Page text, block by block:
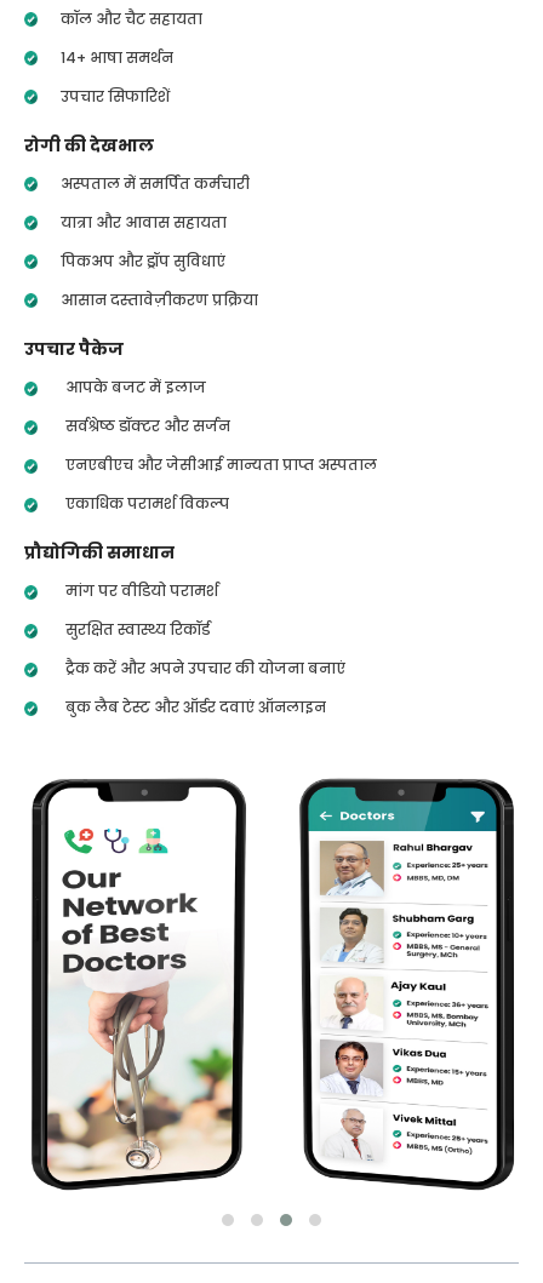
कॉल और चैट सहायता
14+ भाषा समर्थन
उपचार सिफारिशें
रोगी की देखभाल
अस्पताल में समर्पित कर्मचारी
यात्रा और आवास सहायता
पिकअप और ड्रॉप सुविधाएं
आसान दस्तावेज़ीकरण प्रक्रिया
उपचार पैकेज
आपके बजट में इलाज
सर्वश्रेष्ठ डॉक्टर और सर्जन
एनएबीएच और जेसीआई मान्यता प्राप्त अस्पताल
एकाधिक परामर्श विकल्प
प्रौद्योगिकी समाधान
मांग पर वीडियो परामर्श
सुरक्षित स्वास्थ्य रिकॉर्ड
ट्रैक करें और अपने उपचार की योजना बनाएं
बुक लैब टेस्ट और ऑर्डर दवाएं ऑनलाइन